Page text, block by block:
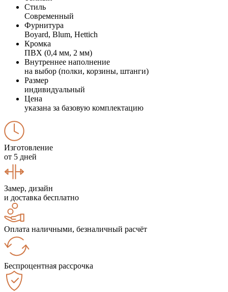
Стиль
Современный
Фурнитура
Boyard, Blum, Hettich
Кромка
ПВХ (0,4 мм, 2 мм)
Внутреннее наполнение
на выбор (полки, корзины, штанги)
Размер
индивидуальный
Цена
указана за базовую комплектацию
Изготовление
от 5 дней
Замер, дизайн
и доставка бесплатно
Оплата наличными, безналичный расчёт
Беспроцентная рассрочка